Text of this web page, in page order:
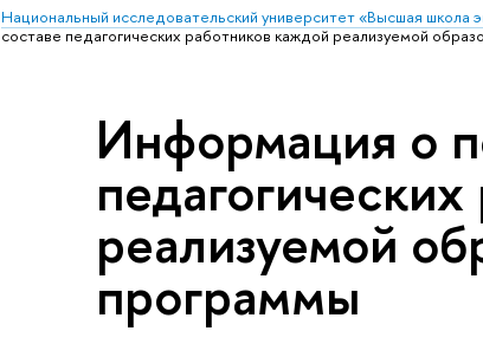
Национальный исследовательский университет «Высшая школа
составе педагогических работников каждой реализуемой
Информация о
реализуемой
программы